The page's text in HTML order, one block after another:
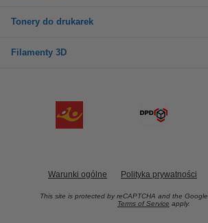
Tonery do drukarek
Filamenty 3D
Warunki ogólne Polityka prywatności
This site is protected by reCAPTCHA and the Google
Terms of Service apply.